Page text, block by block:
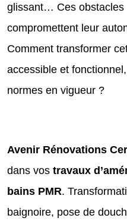
glissant… Ces obstacles
compromettent leur
Comment transformer
accessible et
normes en vigueur ?
Avenir Rénovations
dans vos travaux
bains PMR.
baignoire, pose de